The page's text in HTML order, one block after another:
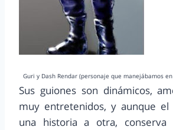
Guri y Dash Rendar (personaje que manejábamos
Sus guiones son dinámicos,
muy entretenidos, y aunque
una historia a otra,